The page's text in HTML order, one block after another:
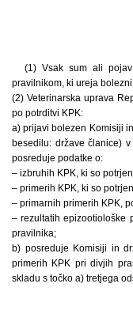
(1) Vsak sum ali
pravilnikom, ki ureja bolezni
(2) Veterinarska uprava
po potrditvi KPK:
a) prijavi bolezen Komisiji
besedilu: države članice)
posreduje podatke o:
– izbruhih KPK, ki so
– primerih KPK, ki so
– primarnih primerih KPK,
– rezultatih epizootiološke
pravilnika;
b) posreduje Komisiji in
primerih KPK pri divjih
skladu s točko a) tretjega